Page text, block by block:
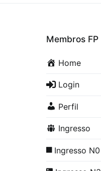
Membros FP
Home
Login
Perfil
Ingresso
Ingresso N0